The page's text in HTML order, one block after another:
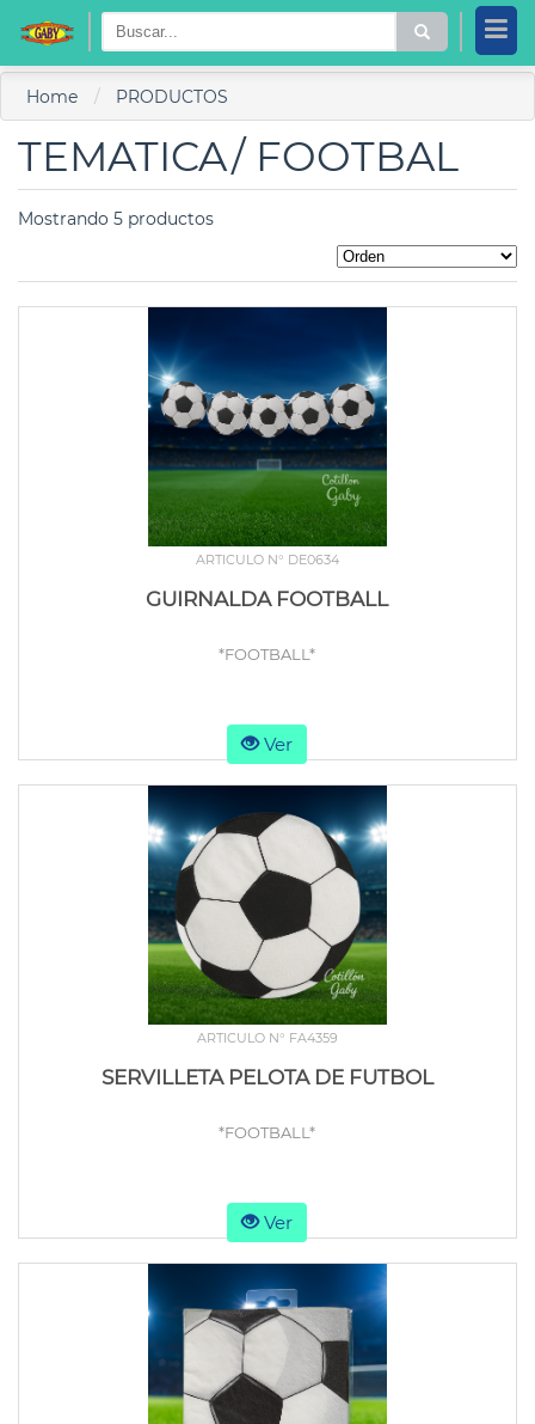
Home PRODUCTOS
TEMATICA/ FOOTBAL
Mostrando 5 productos
ARTICULO N° DE0634
GUIRNALDA FOOTBALL
*FOOTBALL*
Ver
ARTICULO N° FA4359
SERVILLETA PELOTA DE FUTBOL
*FOOTBALL*
Ver